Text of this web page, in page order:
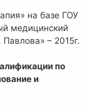
на базе ГОУ
медицинский
– 2015г.
по
и